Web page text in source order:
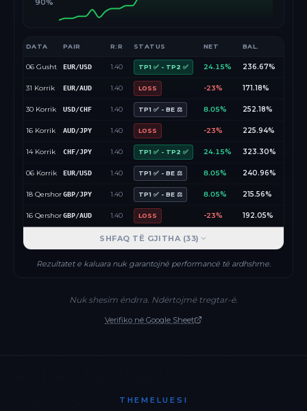
90%
DATA PAIR R:R STATUS NET BAL.
06 Gusht EUR/USD 1.40 TP1 ✅ - TP2 ✅ 24.15% 236.67%
31 Korrik EUR/AUD 1.40 LOSS -23% 171.18%
30 Korrik USD/CHF 1.40 TP1 ✅ - BE ⚖️ 8.05% 252.18%
16 Korrik AUD/JPY 1.40 LOSS -23% 225.94%
14 Korrik CHF/JPY 1.40 TP1 ✅ - TP2 ✅ 24.15% 323.30%
06 Korrik EUR/USD 1.40 TP1 ✅ - BE ⚖️ 8.05% 240.96%
18 QershorGBP/JPY 1.40 TP1 ✅ - BE ⚖️ 8.05% 215.56%
16 QershorGBP/AUD 1.40 LOSS -23% 192.05%
SHFAQ TË GJITHA (33)
Rezultatet e kaluara nuk garantojnë performancë të ardhshme.
Nuk shesim ëndrra. Ndërtojmë tregtar-ë.
Verifiko në Google Sheet
THEMELUESI